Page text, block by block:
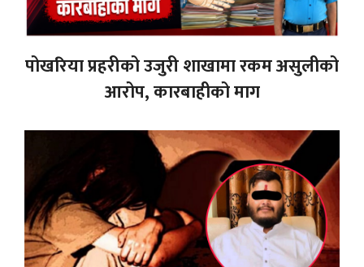
पोखरिया प्रहरीको उजुरी शाखामा रकम असुलीको
आरोप, कारबाहीको माग